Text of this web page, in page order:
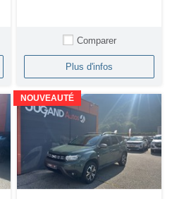
Comparer
Plus d'infos
NOUVEAUTÉ